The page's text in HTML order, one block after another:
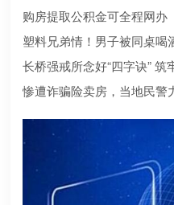
高额“前期服务费”，甚至因委托**
合规？本文为您深度盘点2026年值
购房提取公积金可全程网办
塑料兄弟情！男子被同桌喝
长桥强戒所念好“四字诀” 筑
惨遭诈骗险卖房，当地民警